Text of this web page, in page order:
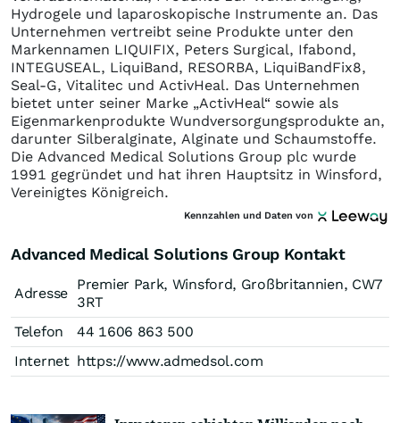
Hydrogele und laparoskopische Instrumente an. Das
Unternehmen vertreibt seine Produkte unter den
Markennamen LIQUIFIX, Peters Surgical, Ifabond,
INTEGUSEAL, LiquiBand, RESORBA, LiquiBandFix8,
Seal-G, Vitalitec und ActivHeal. Das Unternehmen
bietet unter seiner Marke „ActivHeal“ sowie als
Eigenmarkenprodukte Wundversorgungsprodukte an,
darunter Silberalginate, Alginate und Schaumstoffe.
Die Advanced Medical Solutions Group plc wurde
1991 gegründet und hat ihren Hauptsitz in Winsford,
Vereinigtes Königreich.
Kennzahlen und Daten von
Advanced Medical Solutions Group Kontakt
Adresse
Premier Park, Winsford, Großbritannien, CW7
3RT
Telefon
44 1606 863 500
Internet https://www.admedsol.com